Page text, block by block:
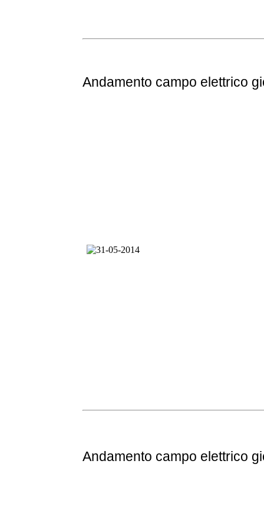
Andamento campo elettrico
Andamento campo elettrico